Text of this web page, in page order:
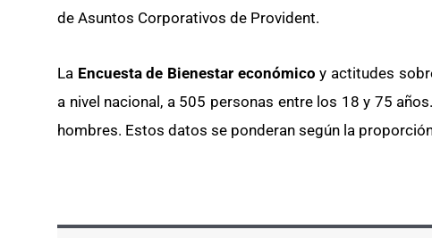
de Asuntos Corporativos de Provident.
La Encuesta de Bienestar económicoy actitudes
a nivel nacional, a 505 personas entre los 18 y 75
hombres. Estos datos se ponderan según la